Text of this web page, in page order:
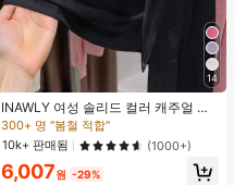
14
INAWLY 여성 솔리드 컬러 캐주얼 얇
은 가디건, 봄/여름
300+ 명 "봄철 적합"
10k+ 판매됨
(1000+)
6,007원 -29%